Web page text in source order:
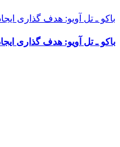
باکو ـ تل آویو: هدف گذاری
باکو ـ تل آویو: هدف گذاری